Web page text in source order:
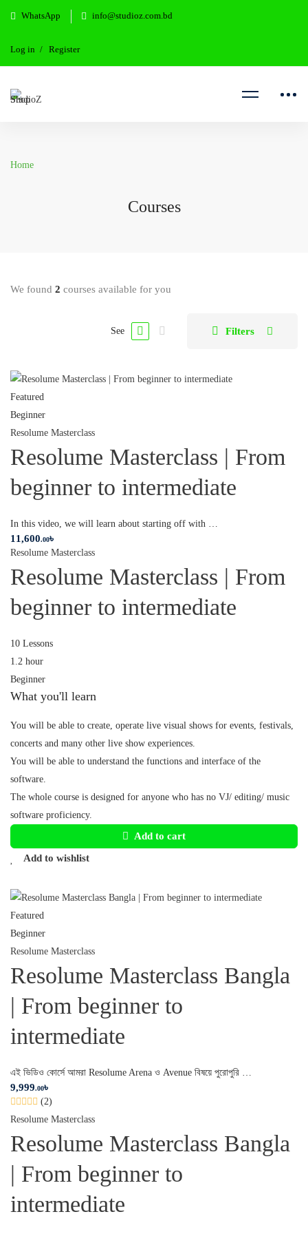
WhatsApp info@studioz.com.bd
Log in Register
Home
Courses
We found 2 courses available for you
See Filters
Featured
Beginner
Resolume Masterclass
Resolume Masterclass | From
beginner to intermediate
In this video, we will learn about starting off with …
11,600.00৳
Resolume Masterclass
Resolume Masterclass | From
beginner to intermediate
10 Lessons
1.2 hour
Beginner
What you'll learn
You will be able to create, operate live visual shows for events, festivals,
concerts and many other live show experiences.
You will be able to understand the functions and interface of the
software.
The whole course is designed for anyone who has no VJ/ editing/ music
software proficiency.
Add to cart
Add to wishlist
Featured
Beginner
Resolume Masterclass
Resolume Masterclass Bangla
| From beginner to
intermediate
এই ভিডিও কোর্সে আমরা Resolume Arena ও Avenue বিষয়ে পুরোপুরি …
9,999.00৳
(2)
Resolume Masterclass
Resolume Masterclass Bangla
| From beginner to
intermediate